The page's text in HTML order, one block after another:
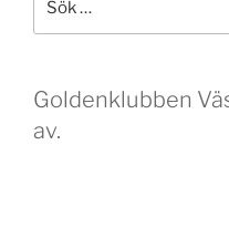
efter:
Goldenklubben
av.